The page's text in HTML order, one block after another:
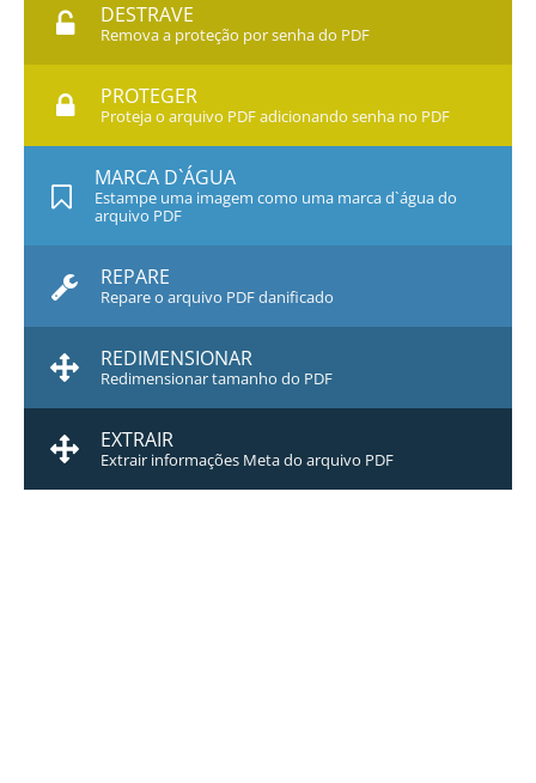
DESTRAVE
Remova a proteção por senha do PDF
PROTEGER
Proteja o arquivo PDF adicionando senha no PDF
MARCA D`ÁGUA
Estampe uma imagem como uma marca d`água do
arquivo PDF
REPARE
Repare o arquivo PDF danificado
REDIMENSIONAR
Redimensionar tamanho do PDF
EXTRAIR
Extrair informações Meta do arquivo PDF